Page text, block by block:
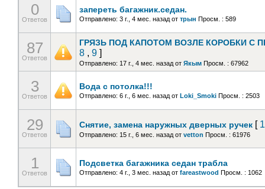
0
Ответов
запереть багажник.седан.
Отправлено: 3 г., 4 мес. назад от трын Просм. : 589
87
Ответов
ГРЯЗЬ ПОД КАПОТОМ ВОЗЛЕ КОРОБКИ С
8 , 9 ]
Отправлено: 17 г., 4 мес. назад от Якым Просм. : 67962
3
Ответов
Вода с потолка!!!
Отправлено: 6 г., 6 мес. назад от Loki_Smoki Просм. : 2503
29
Ответов
Снятие, замена наружных дверных ручек [ 1
Отправлено: 15 г., 6 мес. назад от vetton Просм. : 61976
1
Ответов
Подсветка багажника седан трабла
Отправлено: 4 г., 3 мес. назад от fareastwood Просм. : 1062